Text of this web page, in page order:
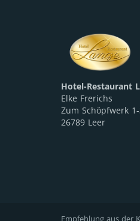
Hotel-Restaurant
Elke Frerichs
Zum Schöpfwerk
26789 Leer
Empfehlung aus der